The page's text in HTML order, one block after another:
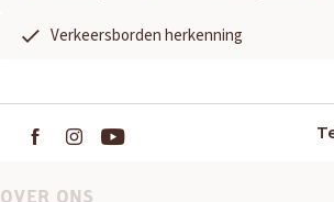
Verkeersborden herkenning
OVER ONS